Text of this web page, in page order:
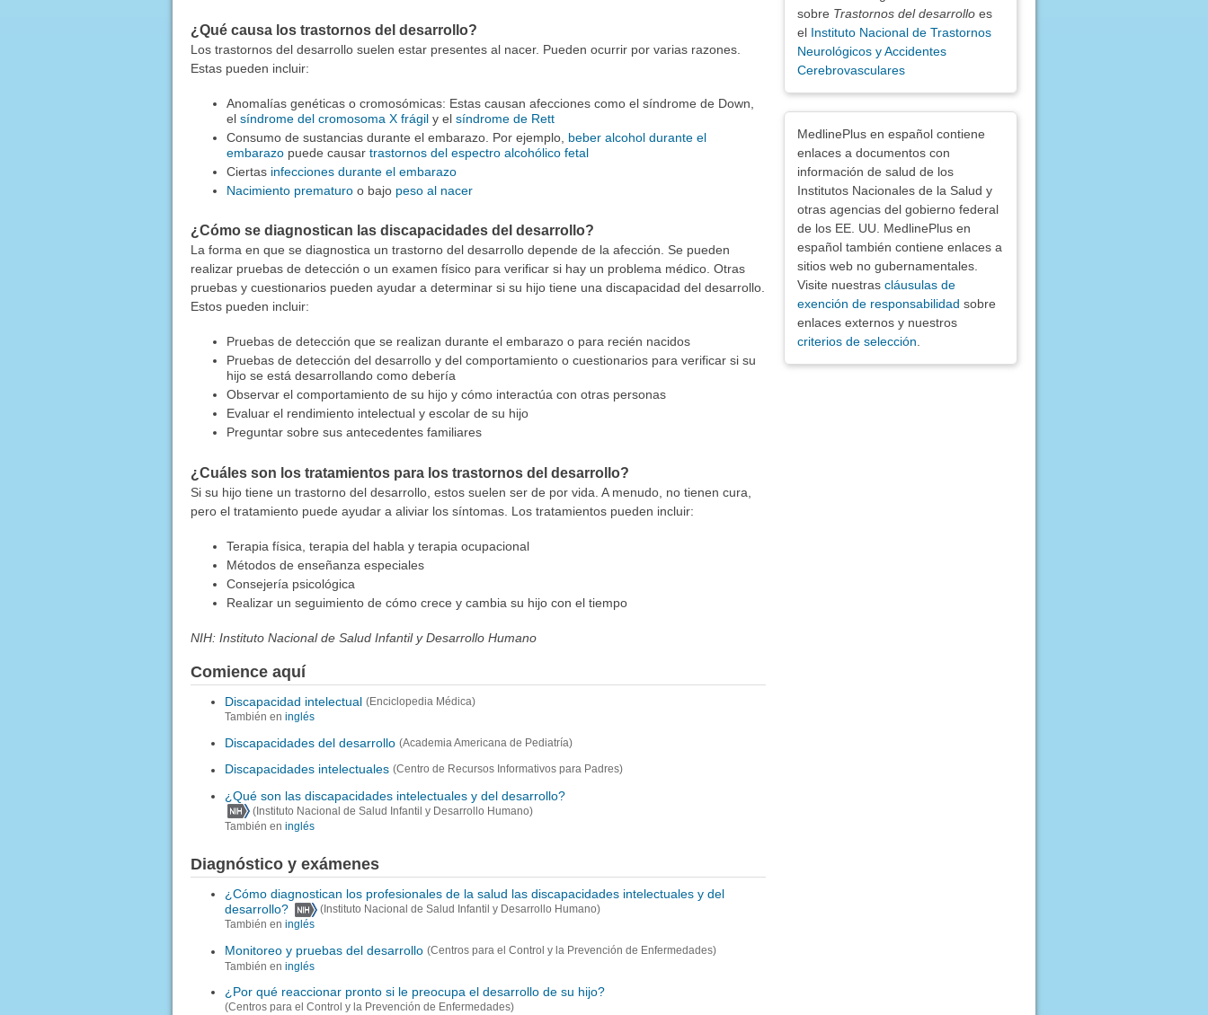
¿Qué causa los trastornos del desarrollo?
Los trastornos del desarrollo suelen estar presentes al nacer. Pueden ocurrir por varias razones.
Estas pueden incluir:
Anomalías genéticas o cromosómicas: Estas causan afecciones como el síndrome de Down,
el síndrome del cromosoma X frágily el síndrome de Rett
Consumo de sustancias durante el embarazo. Por ejemplo, beber alcohol durante el
embarazopuede causar trastornos del espectro alcohólico fetal
Ciertas infecciones durante el embarazo
Nacimiento prematuroo bajo peso al nacer
¿Cómo se diagnostican las discapacidades del desarrollo?
La forma en que se diagnostica un trastorno del desarrollo depende de la afección. Se pueden
realizar pruebas de detección o un examen físico para verificar si hay un problema médico. Otras
pruebas y cuestionarios pueden ayudar a determinar si su hijo tiene una discapacidad del desarrollo.
Estos pueden incluir:
Pruebas de detección que se realizan durante el embarazo o para recién nacidos
Pruebas de detección del desarrollo y del comportamiento o cuestionarios para verificar si su
hijo se está desarrollando como debería
Observar el comportamiento de su hijo y cómo interactúa con otras personas
Evaluar el rendimiento intelectual y escolar de su hijo
Preguntar sobre sus antecedentes familiares
¿Cuáles son los tratamientos para los trastornos del desarrollo?
Si su hijo tiene un trastorno del desarrollo, estos suelen ser de por vida. A menudo, no tienen cura,
pero el tratamiento puede ayudar a aliviar los síntomas. Los tratamientos pueden incluir:
Terapia física, terapia del habla y terapia ocupacional
Métodos de enseñanza especiales
Consejería psicológica
Realizar un seguimiento de cómo crece y cambia su hijo con el tiempo
NIH: Instituto Nacional de Salud Infantil y Desarrollo Humano
Comience aquí
Discapacidad intelectual (Enciclopedia Médica)
También en inglés
Discapacidades del desarrollo (Academia Americana de Pediatría)
Discapacidades intelectuales (Centro de Recursos Informativos para Padres)
¿Qué son las discapacidades intelectuales y del desarrollo?
(Instituto Nacional de Salud Infantil y Desarrollo Humano)
También en inglés
Diagnóstico y exámenes
¿Cómo diagnostican los profesionales de la salud las discapacidades intelectuales y del
desarrollo?
(Instituto Nacional de Salud Infantil y Desarrollo Humano)
También en inglés
Monitoreo y pruebas del desarrollo (Centros para el Control y la Prevención de Enfermedades)
También en inglés
¿Por qué reaccionar pronto si le preocupa el desarrollo de su hijo?
(Centros para el Control y la Prevención de Enfermedades)
sobre Trastornos del desarrolloes
el Instituto Nacional de Trastornos
Neurológicos y Accidentes
Cerebrovasculares
MedlinePlus en español contiene
enlaces a documentos con
información de salud de los
Institutos Nacionales de la Salud y
otras agencias del gobierno federal
de los EE. UU. MedlinePlus en
español también contiene enlaces a
sitios web no gubernamentales.
Visite nuestras cláusulas de
exención de responsabilidad sobre
enlaces externos y nuestros
criterios de selección